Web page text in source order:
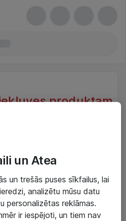
produktam.
take a look at our similar
un Atea
un trešās puses sīkfailus, lai
analizētu mūsu datu
personalizētas reklāmas.
ir iespējoti, un tiem nav